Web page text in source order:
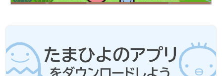
れないので、『こうしたほうがいいよ』って言っても、なかなか
嫌だと泣いて暴れるし、でも私としてはどうしても飲んでほしい
し。かといって、押さえつけて飲ませようとすると、すぐに吐い
ちゃう。暴れるから咳も出るし、嘔吐もするし、本当にどうした